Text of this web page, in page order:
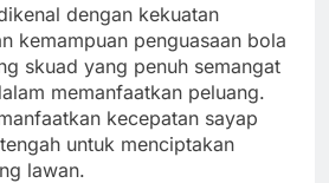
dengan kekuatan
kemampuan penguasaan bola
skuad yang penuh semangat
memanfaatkan peluang.
kecepatan sayap
untuk menciptakan
lawan.